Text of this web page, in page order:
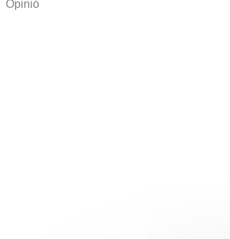
Opinió